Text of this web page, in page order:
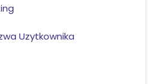
Uzytkownika